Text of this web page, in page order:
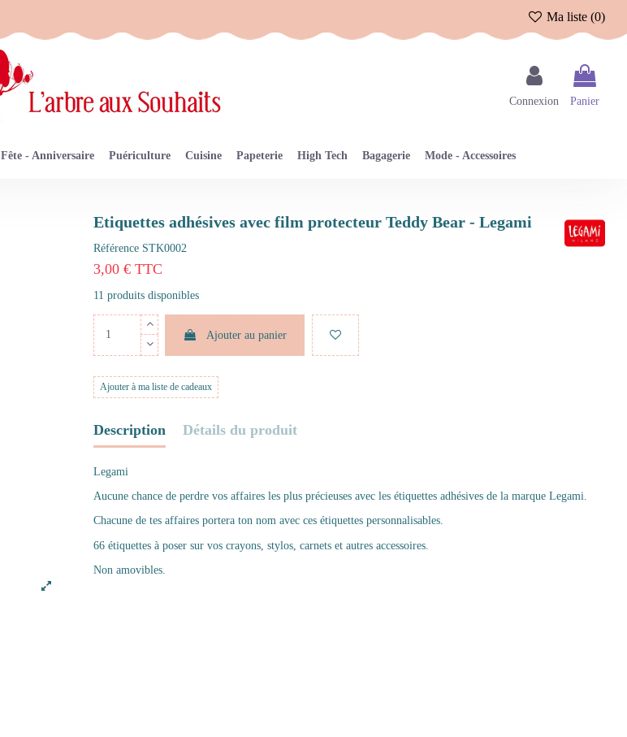
Ma liste (0)
Connexion Panier
Fête - Anniversaire Puériculture Cuisine Papeterie High Tech Bagagerie Mode - Accessoires
Etiquettes adhésives avec film protecteur Teddy Bear - Legami
Référence STK0002
3,00 € TTC
11 produits disponibles
Ajouter au panier
Ajouter à ma liste de cadeaux
Description Détails du produit
Legami
Aucune chance de perdre vos affaires les plus précieuses avec les étiquettes adhésives de la marque Legami.
Chacune de tes affaires portera ton nom avec ces étiquettes personnalisables.
66 étiquettes à poser sur vos crayons, stylos, carnets et autres accessoires.
Non amovibles.